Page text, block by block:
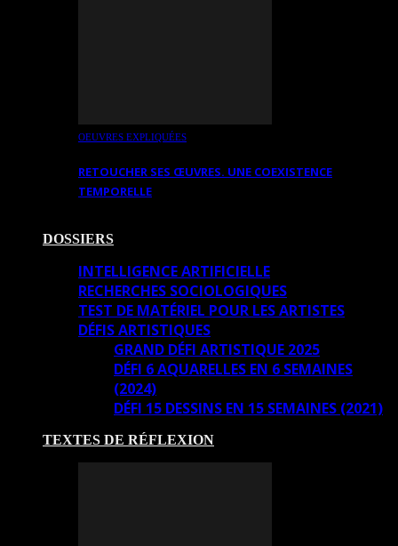
OEUVRES EXPLIQUÉES
RETOUCHER SES ŒUVRES. UNE COEXISTENCE
TEMPORELLE
DOSSIERS
INTELLIGENCE ARTIFICIELLE
RECHERCHES SOCIOLOGIQUES
TEST DE MATÉRIEL POUR LES ARTISTES
DÉFIS ARTISTIQUES
GRAND DÉFI ARTISTIQUE 2025
DÉFI 6 AQUARELLES EN 6 SEMAINES
(2024)
DÉFI 15 DESSINS EN 15 SEMAINES (2021)
TEXTES DE RÉFLEXION